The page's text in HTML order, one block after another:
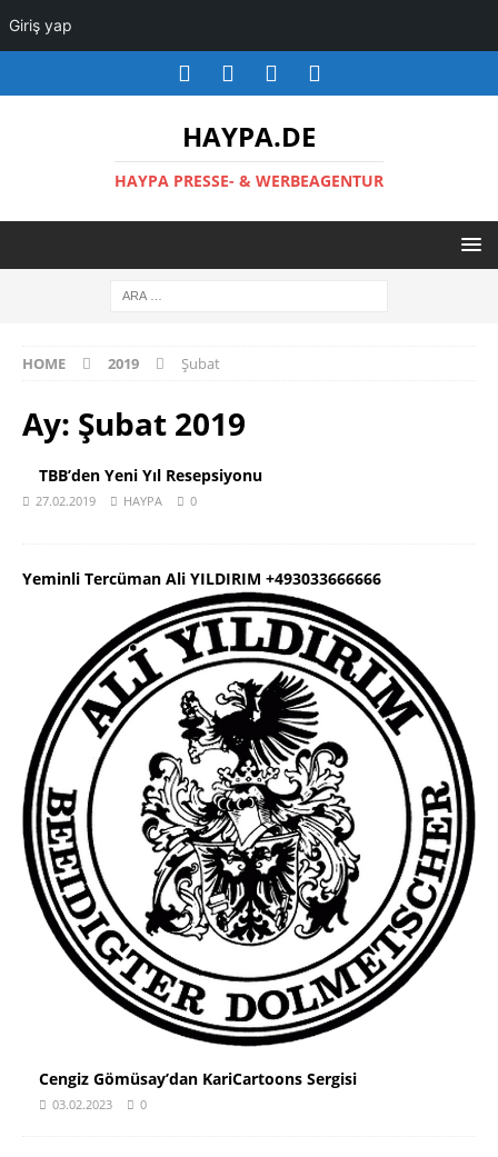
HAYPA.DE
HAYPA PRESSE- & WERBEAGENTUR
HOME 2019 Şubat
Ay: Şubat 2019
TBB’den Yeni Yıl Resepsiyonu
27.02.2019 HAYPA 0
Yeminli Tercüman Ali YILDIRIM +493033666666
Cengiz Gömüsay’dan KariCartoons Sergisi
03.02.2023 0
Giriş yap